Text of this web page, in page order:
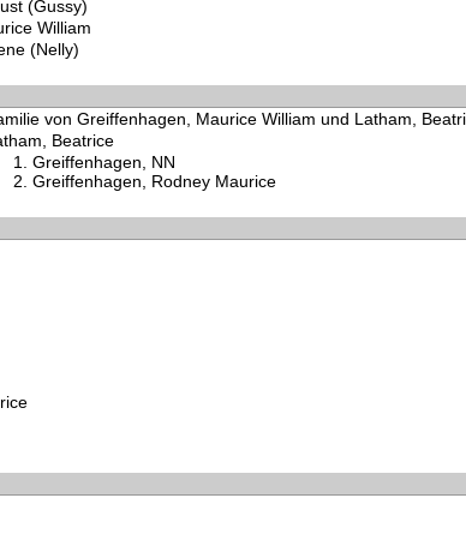
(Gussy)
William
(Nelly)
von Greiffenhagen, Maurice William und Latham,
Beatrice
Greiffenhagen, NN
Greiffenhagen, Rodney Maurice